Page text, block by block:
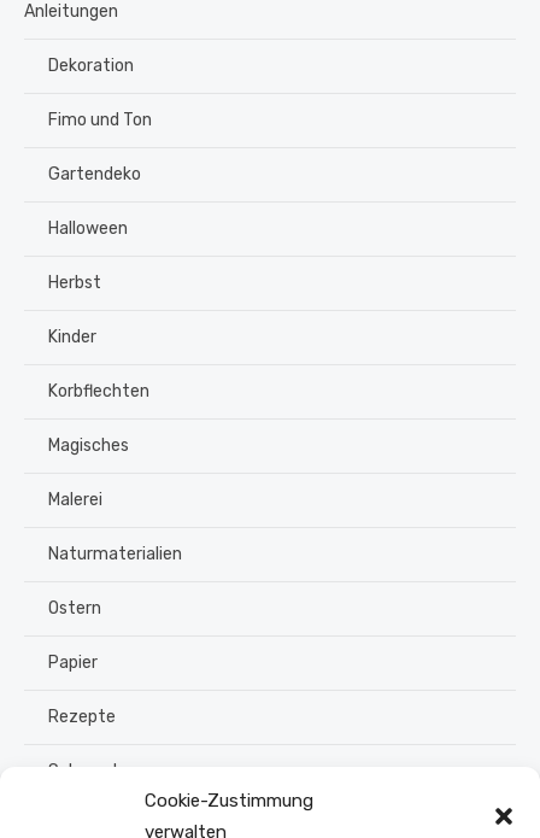
Cookie-Zustimmung
verwalten
Anleitungen
Dekoration
Fimo und Ton
Gartendeko
Halloween
Herbst
Kinder
Korbflechten
Magisches
Malerei
Naturmaterialien
Ostern
Papier
Rezepte
Schmuck